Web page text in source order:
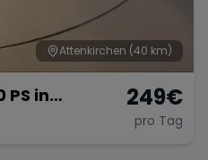
Attenkirchen (40 km)
PS in
249€
pro Tag